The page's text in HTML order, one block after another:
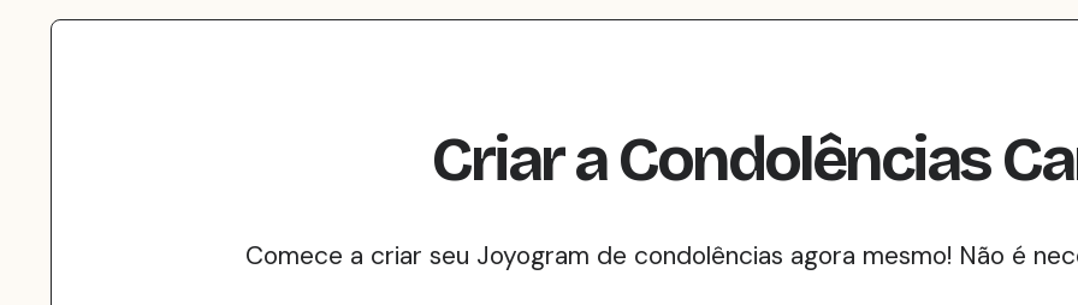
CriaraCondolências
Comece a criar seu Joyogram de condolências agora mesmo! Não é